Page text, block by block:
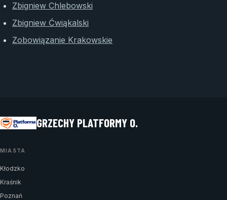
Zbigniew Chlebowski
Zbigniew Ćwiąkalski
Zobowiązanie Krakowskie
GRZECHY PLATFORMY O.
MIASTA
Kłodzko
Kraśnik
Poznań